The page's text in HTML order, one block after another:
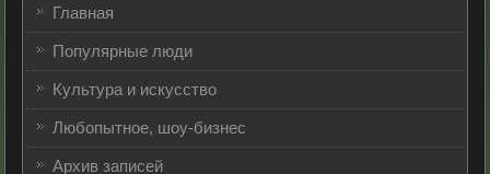
Главная
Популярные люди
Культура и искусство
Любопытное, шоу-бизнес
Архив записей